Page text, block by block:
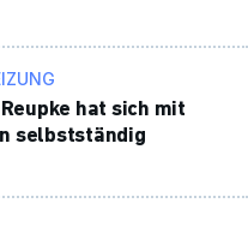
hat sich mit
selbst­ständig